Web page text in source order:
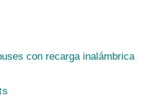
con recarga inalámbrica